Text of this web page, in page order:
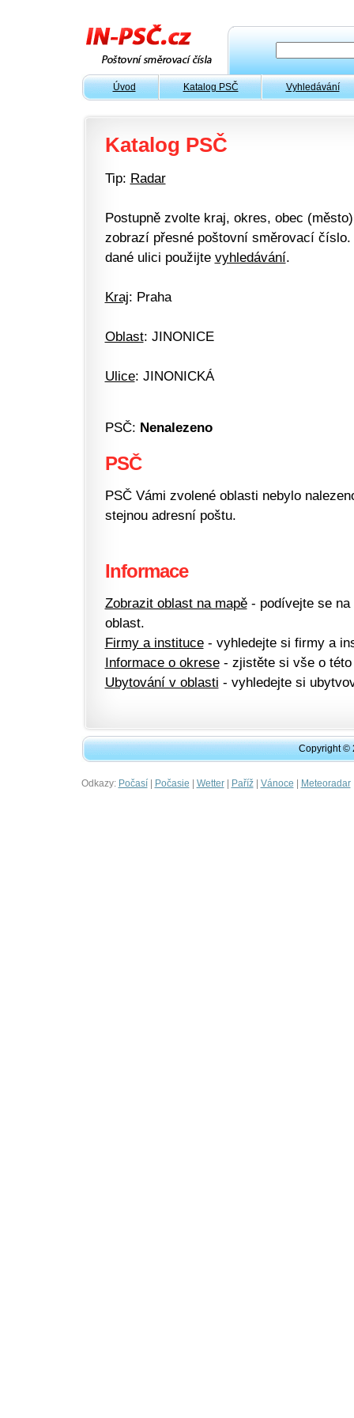
Úvod Katalog PSČ Vyhledávání
Katalog PSČ
Tip: Radar
Postupně zvolte kraj, okres, obec
zobrazí přesné poštovní směrovací
dané ulici použijte vyhledávání.
Kraj: Praha
Oblast: JINONICE
Ulice: JINONICKÁ
PSČ: Nenalezeno
PSČ
PSČ Vámi zvolené oblasti nebylo
stejnou adresní poštu.
Informace
Zobrazit oblast na mapě- podívejte se na
oblast.
Firmy a instituce- vyhledejte si firmy a
Informace o okrese- zjistěte si vše o této
Ubytování v oblasti - vyhledejte si
Copyright ©
Odkazy: Počasí| Počasie | Wetter| Paříž| Vánoce | Meteoradar